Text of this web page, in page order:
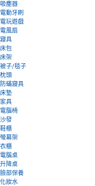
吸塵器
電動牙刷
電玩遊戲
電風扇
寢具
床包
床架
被子/毯子
枕頭
防蟎寢具
床墊
家具
電腦椅
沙發
鞋櫃
螢幕架
衣櫃
電腦桌
升降桌
臉部保養
化妝水